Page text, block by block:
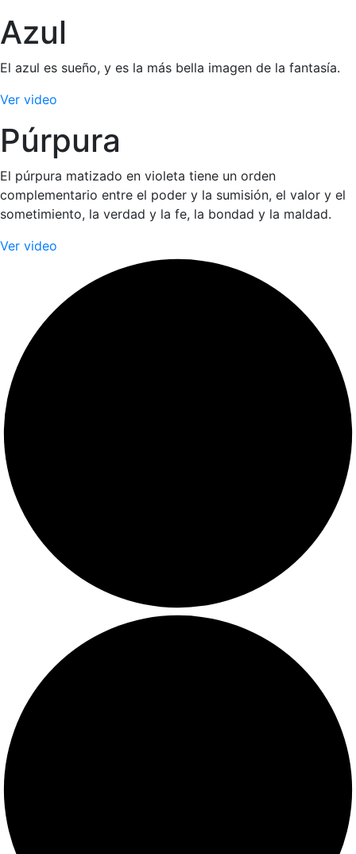
Azul
El azul es sueño, y es la más bella imagen de la fantasía.
Ver video
Púrpura
El púrpura matizado en violeta tiene un orden
complementario entre el poder y la sumisión, el valor y el
sometimiento, la verdad y la fe, la bondad y la maldad.
Ver video